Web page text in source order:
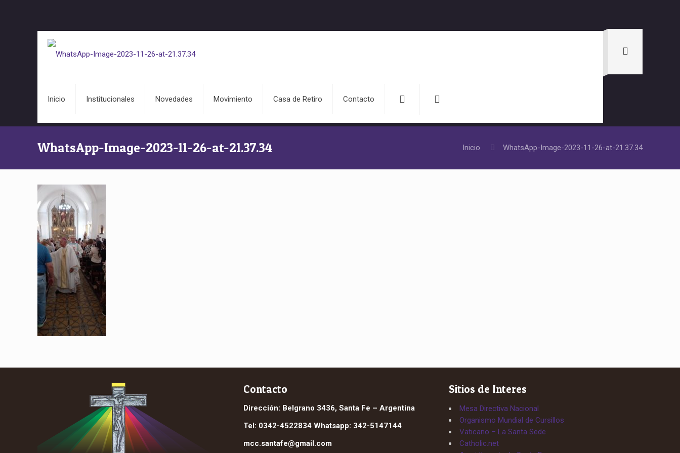
Inicio Institucionales Novedades Movimiento Casa de Retiro Contacto
WhatsApp-Image-2023-11-26-at-21.37.34 Inicio WhatsApp-Image-2023-11-26-at-21.37.34
Contacto
Dirección: Belgrano 3436, Santa Fe – Argentina
Tel: 0342-4522834 Whatsapp: 342-5147144
mcc.santafe@gmail.com
Sitios de Interes
Mesa Directiva Nacional
Organismo Mundial de Cursillos
Vaticano – La Santa Sede
Catholic.net